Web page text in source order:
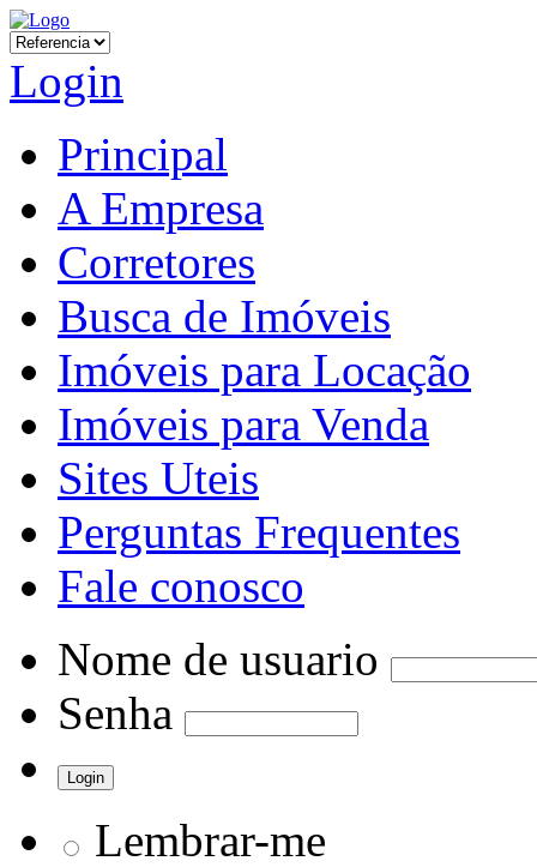
Login
Principal
A Empresa
Corretores
Busca de Imóveis
Imóveis para Locação
Imóveis para Venda
Sites Uteis
Perguntas Frequentes
Fale conosco
Nome de usuario
Senha
Lembrar-me